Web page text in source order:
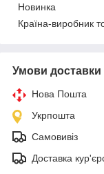
Новинка
Країна-виробник
Умови доставки
Нова Пошта
Укрпошта
Самовивіз
Доставка